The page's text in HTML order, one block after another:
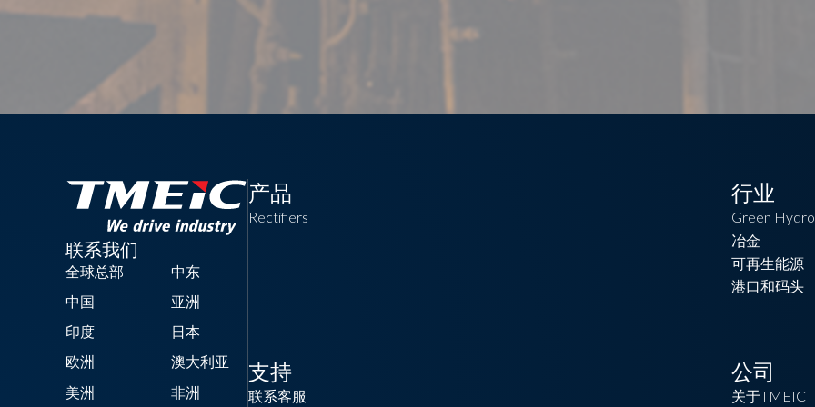
联系我们
全球总部
中东
中国
亚洲
印度
日本
欧洲
澳大利亚
美洲
非洲
产品
Rectifiers
行业
Green
冶金
可再生能源
港口和码头
支持
联系客服
公司
关于TMEIC